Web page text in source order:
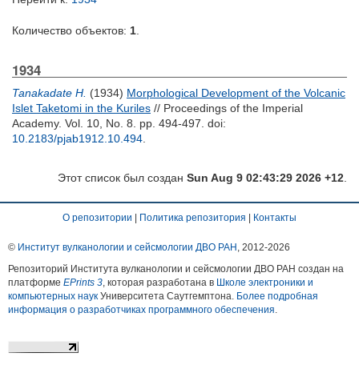
Количество объектов: 1
1934
Tanakadate H. (1934) Morphological Development of the Volcanic
Islet Taketomi in the Kuriles // Proceedings of the Imperial
Academy. Vol. 10, No. 8. pp. 494-497. doi:
10.2183/pjab1912.10.494
Этот список был создан Sun Aug 9 02:43:29 2026 +12
О репозитории Политика репозитория Контакты
© Институт вулканологии и сейсмологии ДВО РАН , 2012-2026
Репозиторий Института вулканологии и сейсмологии ДВО РАН создан на
платформе EPrints 3, которая разработана в Школе электроники и
компьютерных наук Университета Саутгемптона. Более подробная
информация о разработчиках программного обеспечения.